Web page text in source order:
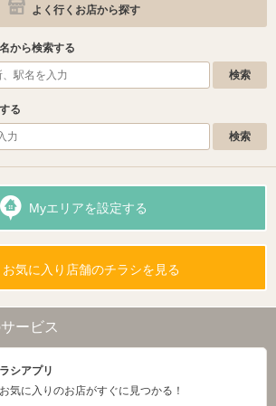
よく行くお店から探す
から検索する
る
Myエリアを設定する
お気に入り店舗のチラシを見る
ービス
シアプリ
気に入りのお店がすぐに見つかる！